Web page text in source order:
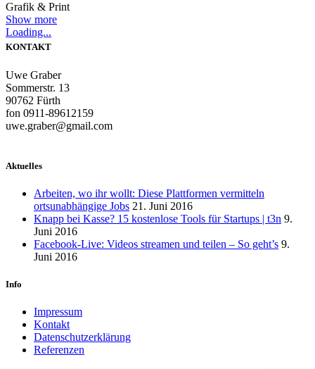
Grafik & Print
Show more
Loading...
KONTAKT
Uwe Graber
Sommerstr. 13
90762 Fürth
fon 0911-89612159
uwe.graber@gmail.com
Aktuelles
Arbeiten, wo ihr wollt: Diese Plattformen vermitteln
ortsunabhängige Jobs 21. Juni 2016
Knapp bei Kasse? 15 kostenlose Tools für Startups | t3n 9.
Juni 2016
Facebook-Live: Videos streamen und teilen – So geht’s 9.
Juni 2016
Info
Impressum
Kontakt
Datenschutzerklärung
Referenzen